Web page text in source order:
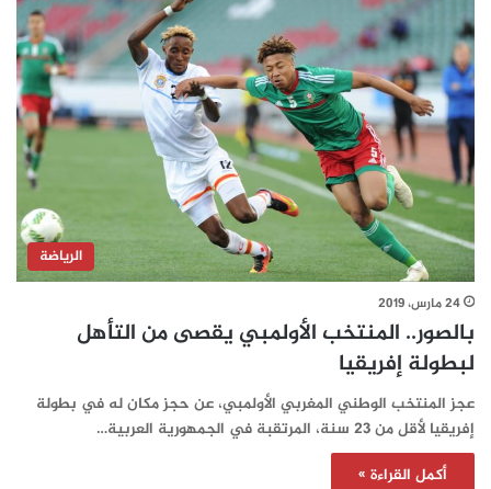
الرياضة
24 مارس، 2019
بالصور.. المنتخب الأولمبي يقصى من التأهل
لبطولة إفريقيا
عجز المنتخب الوطني المغربي الأولمبي، عن حجز مكان له في بطولة
إفريقيا لأقل من 23 سنة، المرتقبة في الجمهورية العربية…
أكمل القراءة »